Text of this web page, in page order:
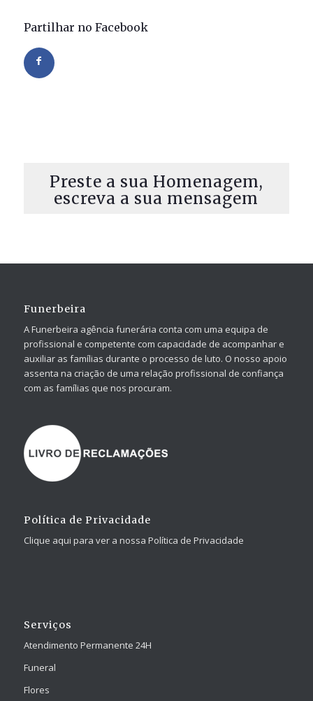
Partilhar no Facebook
Preste a sua Homenagem,
escreva a sua mensagem
Funerbeira
A Funerbeira agência funerária conta com uma equipa de
profissional e competente com capacidade de acompanhar e
auxiliar as famílias durante o processo de luto. O nosso apoio
assenta na criação de uma relação profissional de confiança
com as famílias que nos procuram.
Política de Privacidade
Clique aqui para ver a nossa Política de Privacidade
Serviços
Atendimento Permanente 24H
Funeral
Flores